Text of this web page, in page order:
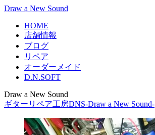
Draw a New Sound
HOME
店舗情報
ブログ
リペア
オーダーメイド
D.N.SOFT
Draw a New Sound
ギターリペア工房DNS-Draw a New Sound-